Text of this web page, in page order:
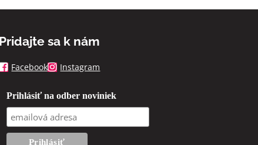
Pridajte sa k nám
Facebook Instagram
Prihlásiť na odber noviniek